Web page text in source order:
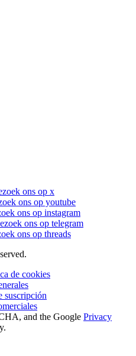
ons op x
ons op youtube
ons op instagram
ons op telegram
ons op threads
de cookies
suscripción
and the Google Privacy